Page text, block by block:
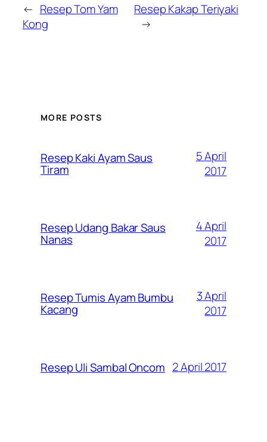
← Resep Tom Yam
Kong
Resep Kakap Teriyaki
→
MORE POSTS
Resep Kaki Ayam Saus
Tiram
5 April
2017
Resep Udang Bakar Saus
Nanas
4 April
2017
Resep Tumis Ayam Bumbu
Kacang
3 April
2017
Resep Uli Sambal Oncom 2 April 2017